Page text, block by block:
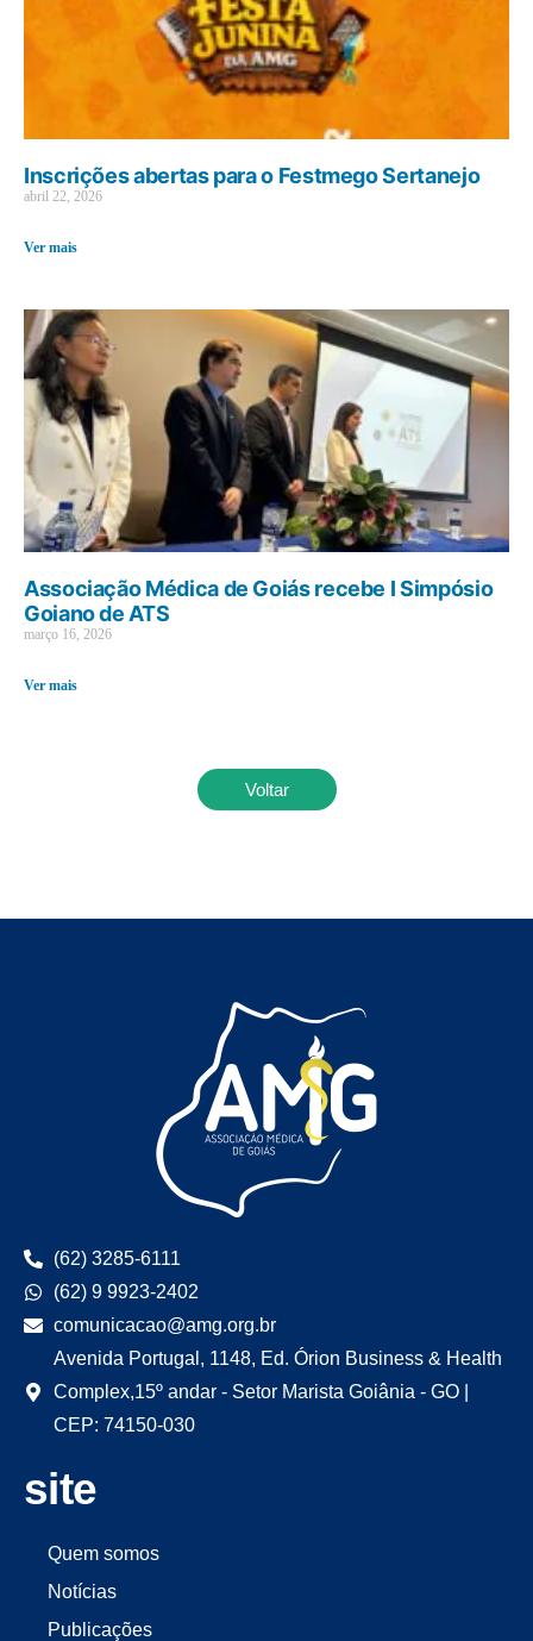
Inscrições abertas para o Festmego Sertanejo
abril 22, 2026
Ver mais
Associação Médica de Goiás recebe I Simpósio
Goiano de ATS
março 16, 2026
Ver mais
Voltar
(62) 3285-6111
(62) 9 9923-2402
comunicacao@amg.org.br
Avenida Portugal, 1148, Ed. Órion Business & Health
Complex,15º andar - Setor Marista Goiânia - GO |
CEP: 74150-030
site
Quem somos
Notícias
Publicações